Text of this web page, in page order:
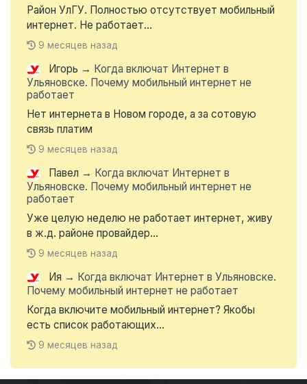
Район УлГУ. Полностью отсутствует мобильный
интернет. Не работает...
9 месяцев назад
Игорь → Когда включат Интернет в
Ульяновске. Почему мобильный интернет не
работает
Нет интернета в Новом городе, а за сотовую
связь платим
9 месяцев назад
Павел → Когда включат Интернет в
Ульяновске. Почему мобильный интернет не
работает
Уже целую неделю не работает интернет, живу
в ж.д. районе провайдер...
9 месяцев назад
Ия → Когда включат Интернет в Ульяновске.
Почему мобильный интернет не работает
Когда включите мобильный интернет? Якобы
есть список работающих...
9 месяцев назад